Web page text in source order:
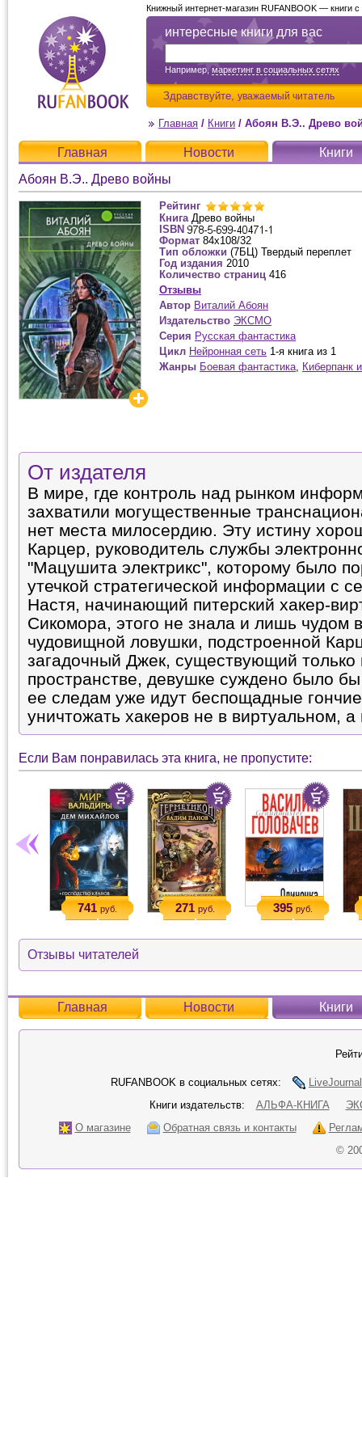
интересные книги для вас
Например,маркетинг в социальных сетях
Здравствуйте, уважаемый читатель
Книжный интернет-магазин RUFANBOOK — книги
Главная / Книги / Абоян В.Э.. Древо
Главная Новости
Книги
Абоян В.Э.. Древо войны
Рейтинг
Книга Древо войны
ISBN
Формат 84x108/32
Тип обложки (7БЦ) Твердый переплет
Год издания 2010
Количество страниц 416
Отзывы
Автор Виталий Абоян
Издательство ЭКСМО
Серия Русская фантастика
Цикл Нейронная сеть 1-я книга из 1
Жанры Боевая фантастика, Киберпанк
От издателя
В мире, где контроль над рынком
захватили могущественные
нет места милосердию. Эту истину
Карцер, руководитель службы
"Мацушита электрикс", которому было
утечкой стратегической информации с
Настя, начинающий питерский хакер-
Сикомора, этого не знала и лишь чудом
чудовищной ловушки, подстроенной
загадочный Джек, существующий
пространстве, девушке суждено было
ее следам уже идут беспощадные
уничтожать хакеров не в виртуальном,
Если Вам понравилась эта книга, не пропустите:
741 руб. 271 руб. 395 руб.
Отзывы читателей
Главная Новости Книги
RUFANBOOK в социальных сетях:
LiveJournal
Книги издательств:
АЛЬФА-КНИГА
О магазине
Обратная связь и контакты
©